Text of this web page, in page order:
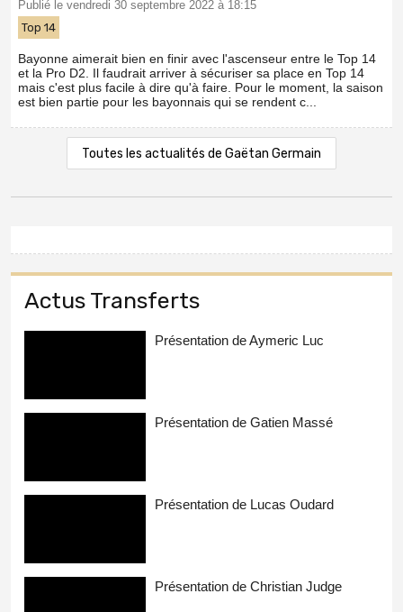
Publié le vendredi 30 septembre 2022 à 18:15
Top 14
Bayonne aimerait bien en finir avec l'ascenseur entre le Top 14
et la Pro D2. Il faudrait arriver à sécuriser sa place en Top 14
mais c'est plus facile à dire qu'à faire. Pour le moment, la saison
est bien partie pour les bayonnais qui se rendent c...
Toutes les actualités de Gaëtan Germain
Actus Transferts
Présentation de Aymeric Luc
Présentation de Gatien Massé
Présentation de Lucas Oudard
Présentation de Christian Judge